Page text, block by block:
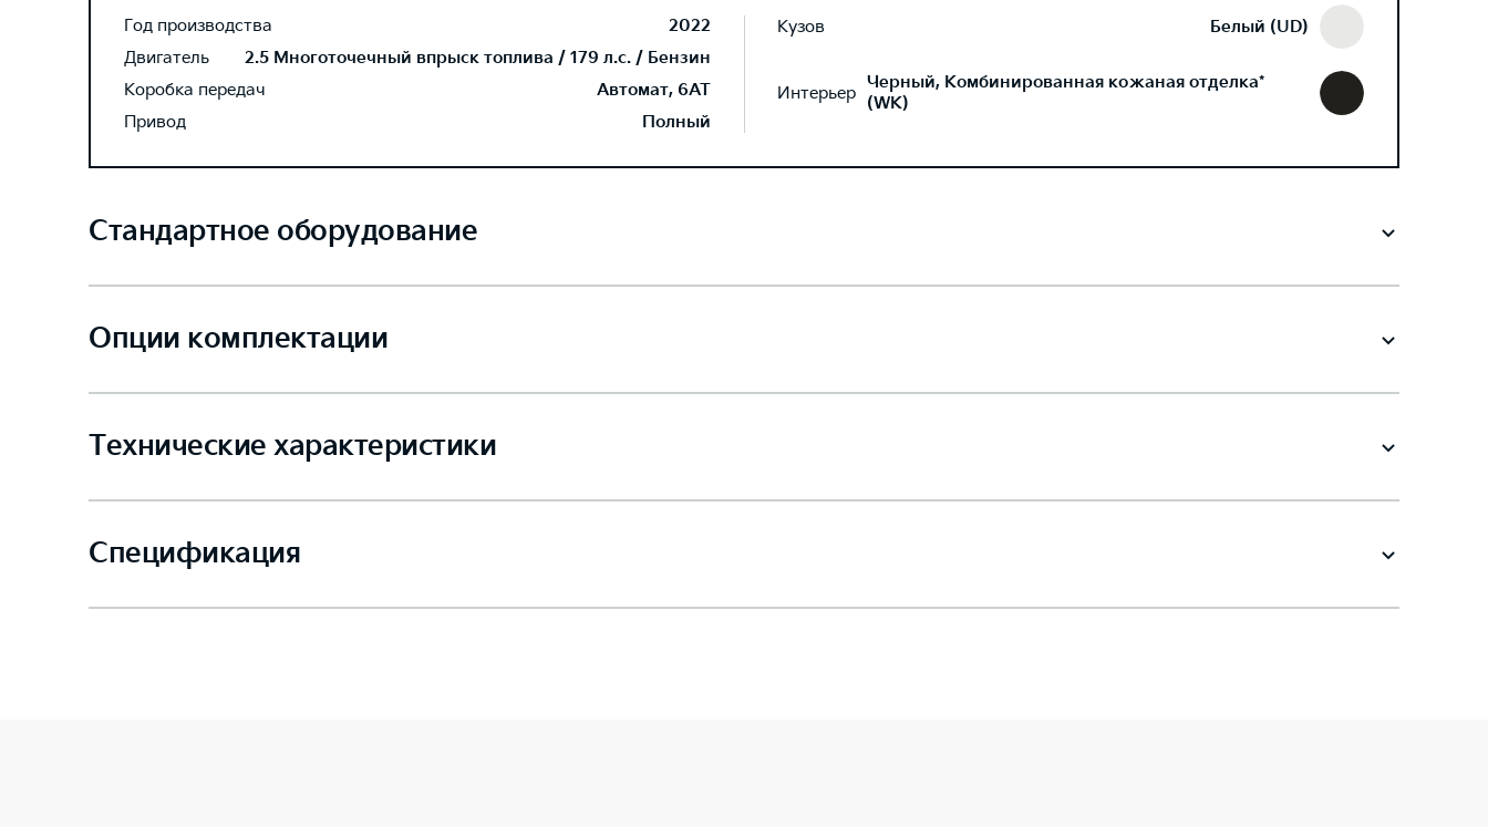
Год производства
2022
Двигатель
2.5 Многоточечный впрыск топлива / 179 л.с. / Бензин
Коробка передач
Автомат, 6AT
Привод
Полный
Кузов Белый (UD)
Интерьер Черный, Комбинированная кожаная отделка*
(WK)
Стандартное оборудование
Опции комплектации
Технические характеристики
Спецификация